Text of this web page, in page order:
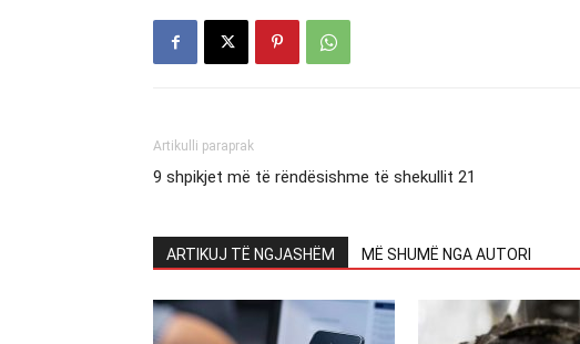
Artikulli paraprak
9 shpikjet më të rëndësishme të shekullit 21
ARTIKUJ TË NGJASHËM MË SHUMË NGA AUTORI